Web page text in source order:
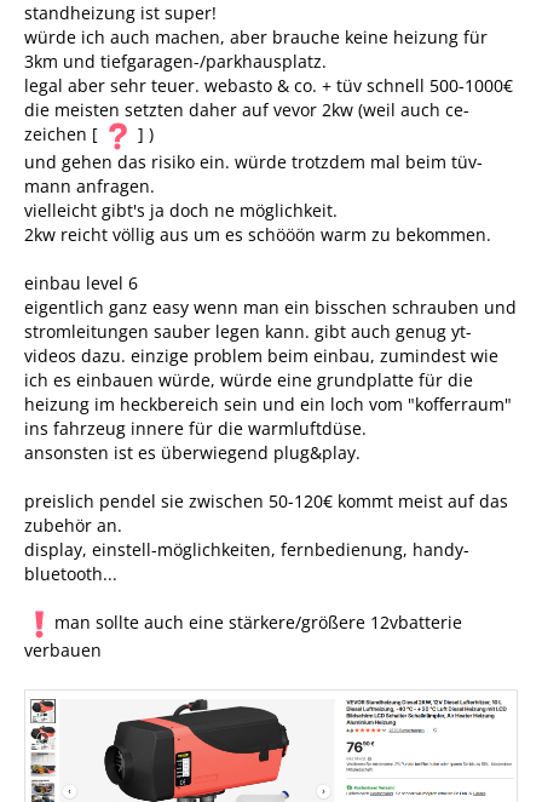
standheizung ist super!
würde ich auch machen, aber brauche keine heizung für
3km und tiefgaragen-/parkhausplatz.
legal aber sehr teuer. webasto & co. + tüv schnell 500-1000€
die meisten setzten daher auf vevor 2kw (weil auch ce-
zeichen [
] )
und gehen das risiko ein. würde trotzdem mal beim tüv-
mann anfragen.
vielleicht gibt's ja doch ne möglichkeit.
2kw reicht völlig aus um es schööön warm zu bekommen.
einbau level 6
eigentlich ganz easy wenn man ein bisschen schrauben und
stromleitungen sauber legen kann. gibt auch genug yt-
videos dazu. einzige problem beim einbau, zumindest wie
ich es einbauen würde, würde eine grundplatte für die
heizung im heckbereich sein und ein loch vom "kofferraum"
ins fahrzeug innere für die warmluftdüse.
ansonsten ist es überwiegend plug&play.
preislich pendel sie zwischen 50-120€ kommt meist auf das
zubehör an.
display, einstell-möglichkeiten, fernbedienung, handy-
bluetooth...
man sollte auch eine stärkere/größere 12vbatterie
verbauen